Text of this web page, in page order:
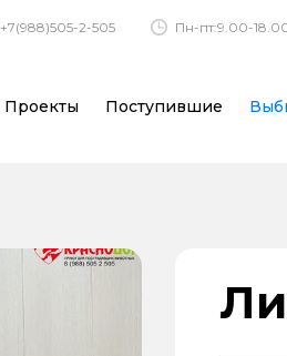
+7(988)505-2-505 Пн-пт:9.00-
Проекты Поступившие